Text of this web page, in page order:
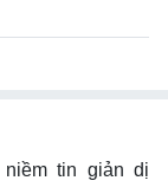
niềm tin giản dị